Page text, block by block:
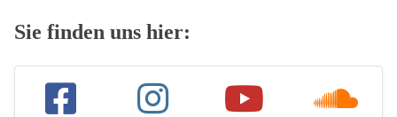
Sie finden uns hier: